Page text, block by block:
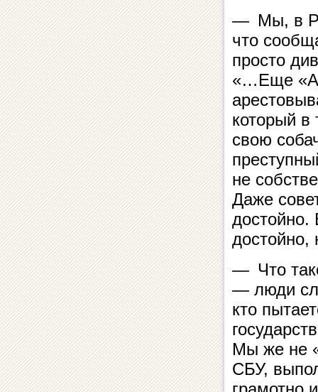
— Мы, в
что
просто
«…Еще
который в
свою
не
Даже
достойно.
достойно,
— Что
— люди
кто
Мы же не
СБУ,